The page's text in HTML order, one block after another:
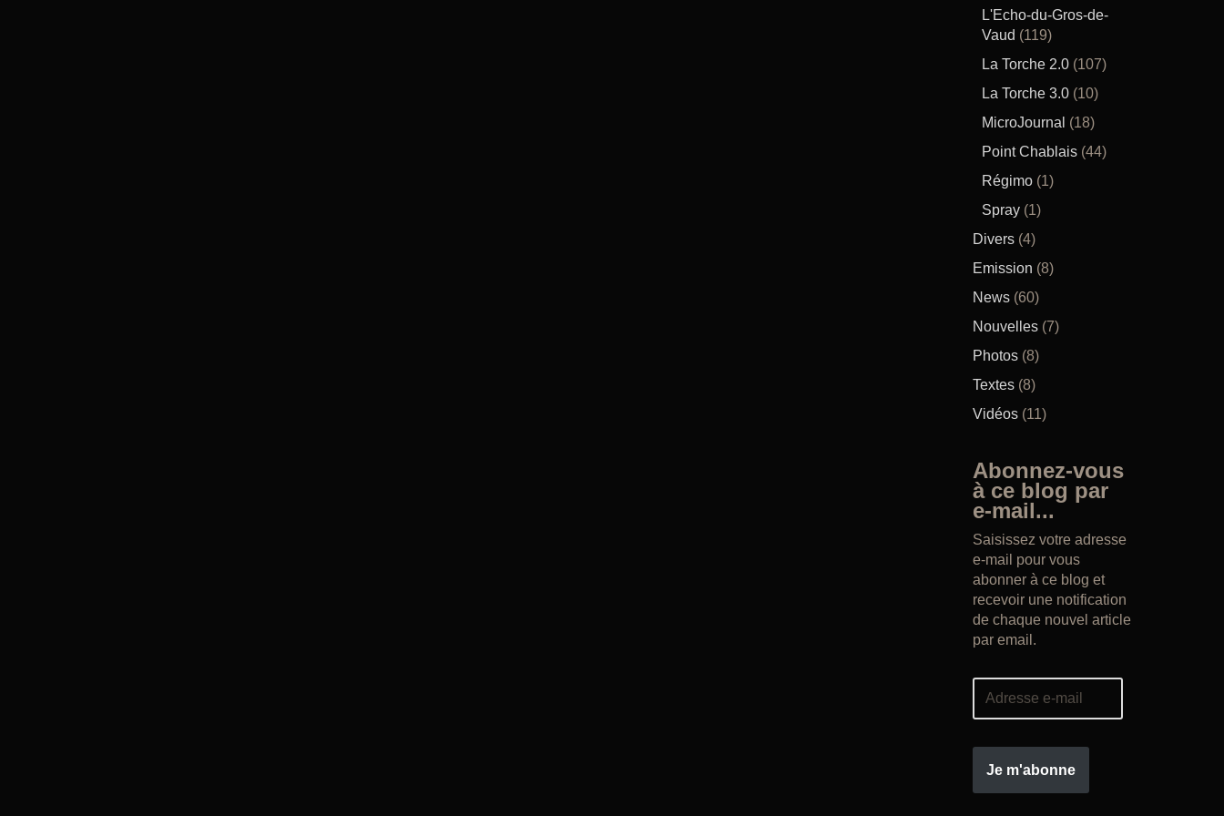
L'Echo-du-Gros-de-
Vaud (119)
La Torche 2.0 (107)
La Torche 3.0 (10)
MicroJournal (18)
Point Chablais (44)
Régimo (1)
Spray (1)
Divers (4)
Emission (8)
News (60)
Nouvelles (7)
Photos (8)
Textes (8)
Vidéos (11)
Abonnez-vous
à ce blog par
e-mail...
Saisissez votre adresse
e-mail pour vous
abonner à ce blog et
recevoir une notification
de chaque nouvel article
par email.
Je m'abonne